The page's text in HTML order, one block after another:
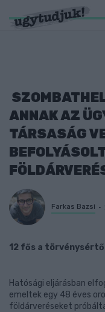
ANNAK AZ
TÁRSASÁG
Farkas Bazsi
12 fős a
Hatósági eljárásban
emeltek egy 48 éves
földárveréseket